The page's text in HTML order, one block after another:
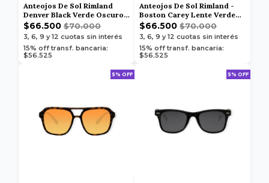
Anteojos De Sol Rimland
Denver Black Verde Oscuro -
8322
$66.500 $70.000
3, 6, 9 y 12 cuotas sin interés
15% off transf. bancaria:
$56.525
Anteojos De Sol Rimland -
Boston Carey Lente Verde
Oscuro 8415
$66.500 $70.000
3, 6, 9 y 12 cuotas sin interés
15% off transf. bancaria:
$56.525
5% OFF 5% OFF